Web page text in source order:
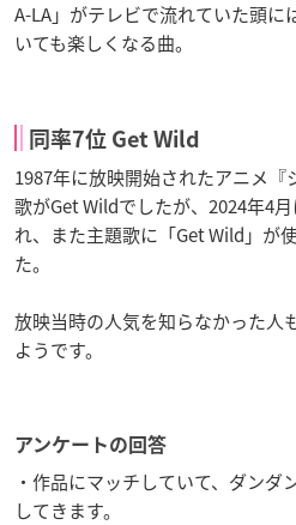
A-LA」がテレビで流れていた頭に
いても楽しくなる曲。
同率7位 Get Wild
1987年に放映開始されたアニメ
歌がGet Wildでしたが、2024年4
れ、また主題歌に「Get Wild」が
た。
放映当時の人気を知らなかった人
ようです。
アンケートの回答
・作品にマッチしていて、ダンダ
してきます。